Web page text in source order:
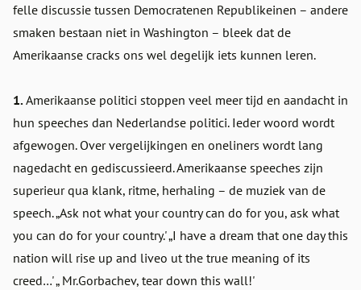
felle discussie tussen Democratenen Republikeinen – andere
smaken bestaan niet in Washington – bleek dat de
Amerikaanse cracks ons wel degelijk iets kunnen leren.
1.Amerikaanse politici stoppen veel meer tijd en aandacht in
hun speeches dan Nederlandse politici. Ieder woord wordt
afgewogen. Over vergelijkingen en oneliners wordt lang
nagedacht en gediscussieerd. Amerikaanse speeches zijn
superieur qua klank, ritme, herhaling – de muziek van de
speech. „Ask not what your country can do for you, ask what
you can do for your country.' „I have a dream that one day this
nation will rise up and liveo ut the true meaning of its
creed…' „ Mr.Gorbachev, tear down this wall!'